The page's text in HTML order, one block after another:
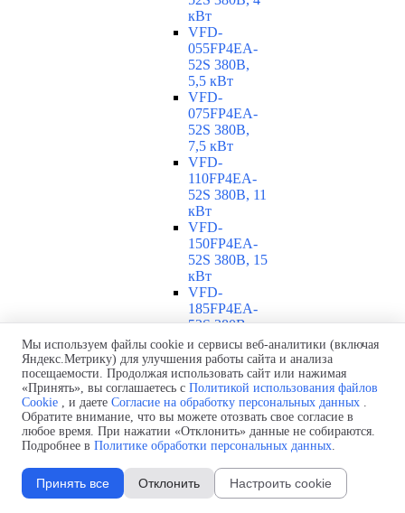
кВт
VFD-
055FP4EA-
52S 380В,
5,5 кВт
VFD-
075FP4EA-
52S 380В,
7,5 кВт
VFD-
110FP4EA-
52S 380В, 11
кВт
VFD-
150FP4EA-
52S 380В, 15
кВт
VFD-
185FP4EA-
52S 380В,
18,5 кВт
VFD-
220FP4EA-
52S 380В, 22
кВт
VFD-
300FP4EA-
52S 380В, 30
кВт
VFD-
Мы используем файлы cookie и сервисы веб-аналитики (включая
Яндекс.Метрику) для улучшения работы сайта и анализа
посещаемости. Продолжая использовать сайт или нажимая
«Принять», вы соглашаетесь с Политикой использования файлов
Cookie , и даете Согласие на обработку персональных данных .
Обратите внимание, что вы можете отозвать свое согласие в
любое время. При нажатии «Отклонить» данные не собираются.
Подробнее в Политике обработки персональных данных.
Принять все Отклонить Настроить cookie